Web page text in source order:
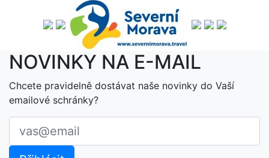
NOVINKY NA E-MAIL
Chcete pravidelně dostávat naše novinky do Vaší
emailové schránky?